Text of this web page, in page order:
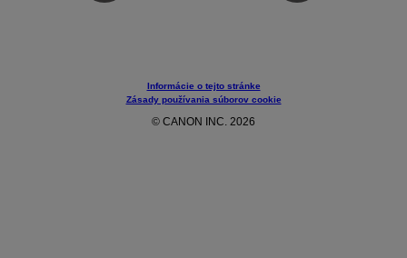
Informácie o tejto stránke
Zásady používania súborov cookie
© CANON INC. 2026